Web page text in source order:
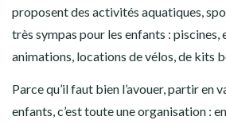
proposent des activités aquatiques,
très sympas pour les enfants : piscines,
animations, locations de vélos, de kits
Parce qu’il faut bien l’avouer, partir en
enfants, c’est toute une organisation :